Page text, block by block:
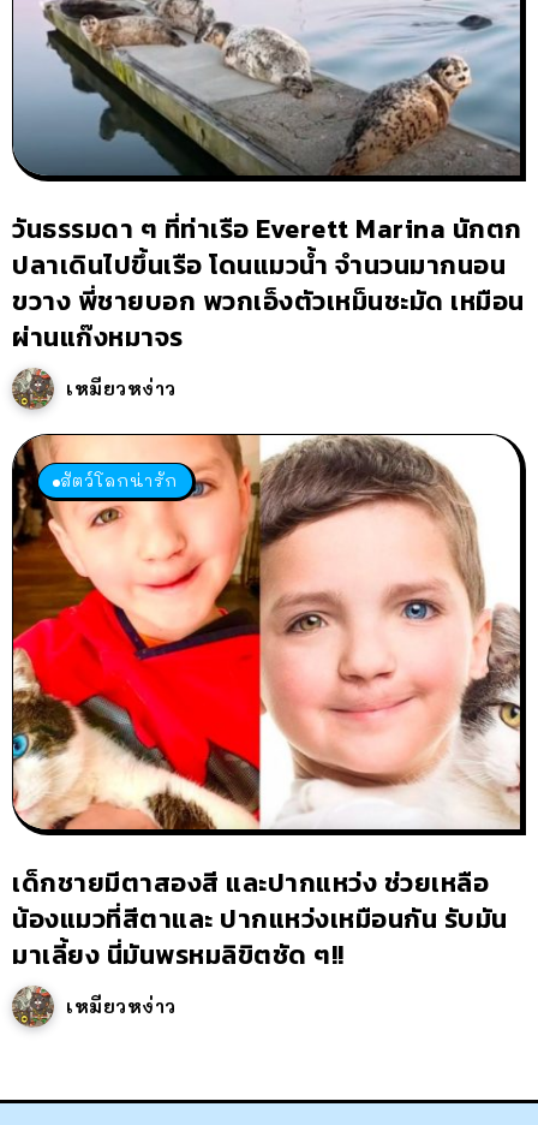
วันธรรมดา ๆ ที่ท่าเรือ Everett Marina นักตก
ปลาเดินไปขึ้นเรือ โดนแมวน้ำ จำนวนมากนอน
ขวาง พี่ชายบอก พวกเอ็งตัวเหม็นชะมัด เหมือน
ผ่านแก๊งหมาจร
เหมียวหง่าว
สัตว์โลกน่ารัก
เด็กชายมีตาสองสี และปากแหว่ง ช่วยเหลือ
น้องแมวที่สีตาและ ปากแหว่งเหมือนกัน รับมัน
มาเลี้ยง นี่มันพรหมลิขิตชัด ๆ!!
เหมียวหง่าว